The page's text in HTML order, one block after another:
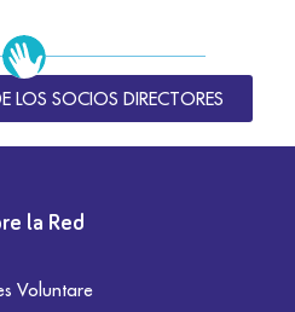
LOS SOCIOS DIRECTORES
la Red
Voluntare